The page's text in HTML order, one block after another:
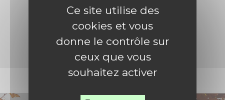
Ce site utilise des
cookies et vous
donne le contrôle sur
ceux que vous
souhaitez activer